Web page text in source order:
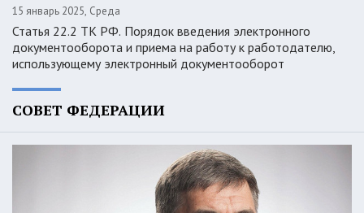
15 январь 2025, Среда
Статья 22.2 ТК РФ. Порядок введения электронного
документооборота и приема на работу к работодателю,
использующему электронный документооборот
СОВЕТ ФЕДЕРАЦИИ